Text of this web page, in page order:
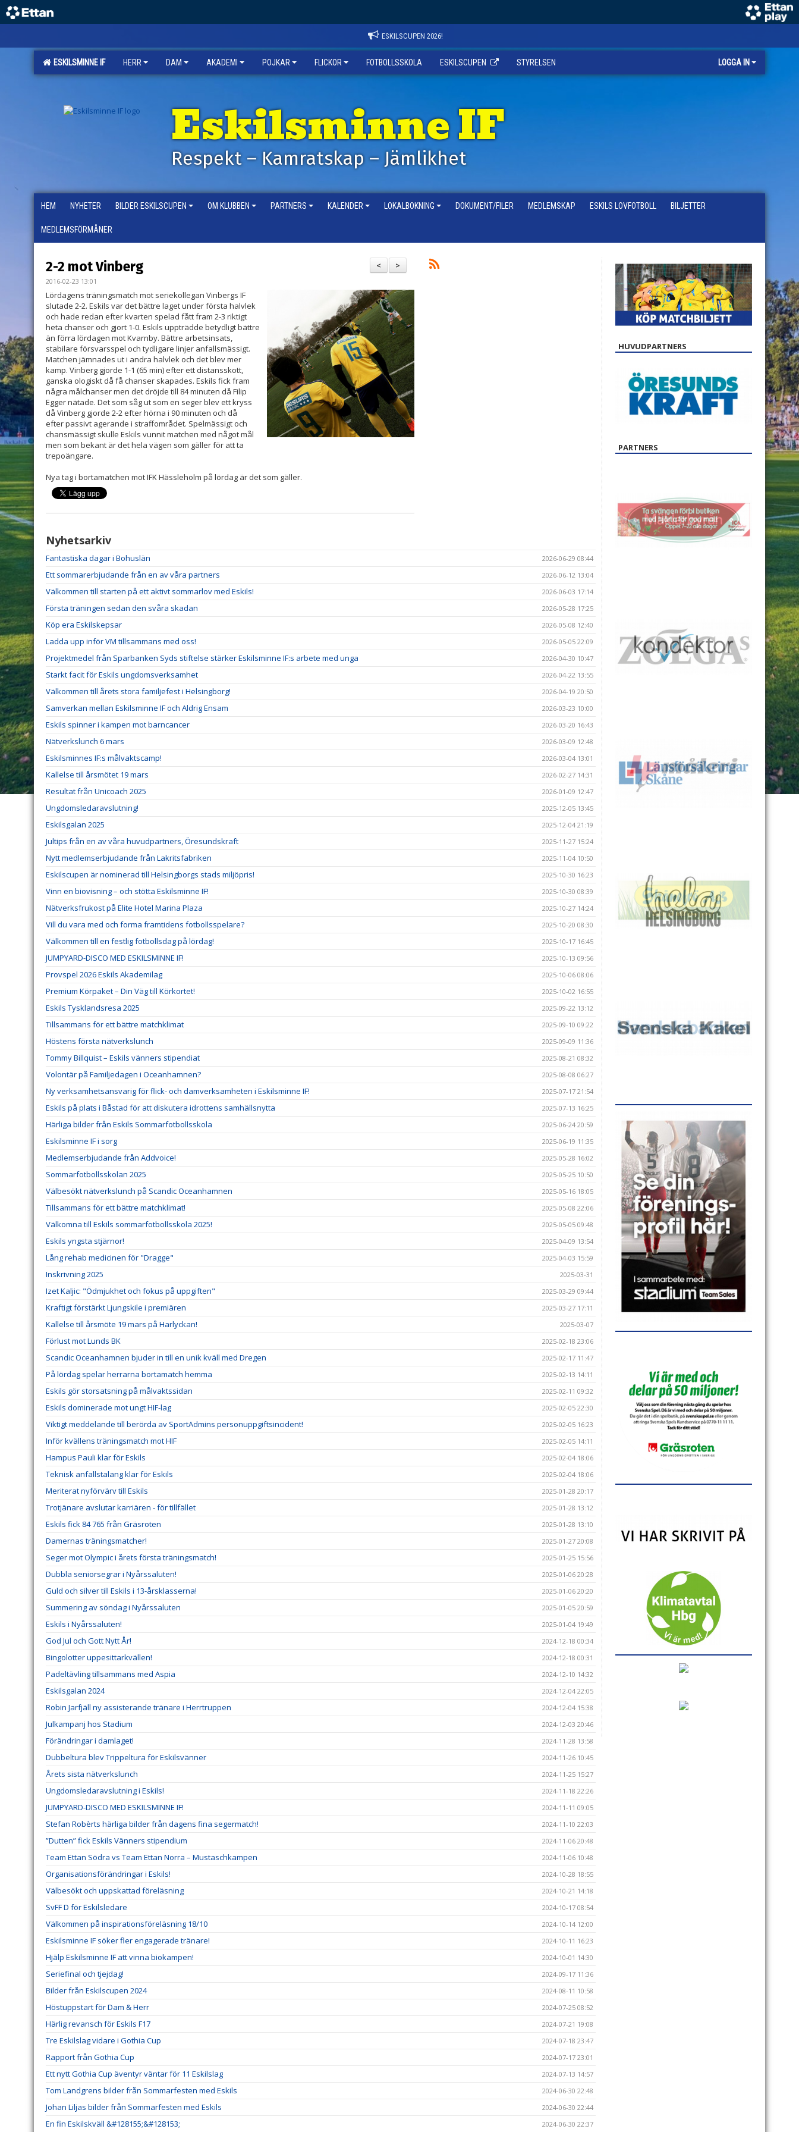
ESKILSCUPEN 2026!
ESKILSMINNE IF HERR DAM AKADEMI POJKAR FLICKOR FOTBOLLSSKOLA ESKILSCUPEN STYRELSEN LOGGA IN
Eskilsminne IF
Respekt – Kamratskap – Jämlikhet
HEM NYHETER BILDER ESKILSCUPEN OM KLUBBEN PARTNERS KALENDER LOKALBOKNING DOKUMENT/FILER MEDLEMSKAP ESKILS LOVFOTBOLL BILJETTER
MEDLEMSFÖRMÅNER
>
<
2-2 mot Vinberg
2016-02-23 13:01
Lördagens träningsmatch mot seriekollegan Vinbergs IF
slutade 2-2. Eskils var det bättre laget under första halvlek
och hade redan efter kvarten spelad fått fram 2-3 riktigt
heta chanser och gjort 1-0. Eskils uppträdde betydligt bättre
än förra lördagen mot Kvarnby. Bättre arbetsinsats,
stabilare försvarsspel och tydligare linjer anfallsmässigt.
Matchen jämnades ut i andra halvlek och det blev mer
kamp. Vinberg gjorde 1-1 (65 min) efter ett distansskott,
ganska ologiskt då få chanser skapades. Eskils fick fram
några målchanser men det dröjde till 84 minuten då Filip
Egger nätade. Det som såg ut som en seger blev ett kryss
då Vinberg gjorde 2-2 efter hörna i 90 minuten och då
efter passivt agerande i straffområdet. Spelmässigt och
chansmässigt skulle Eskils vunnit matchen med något mål
men som bekant är det hela vägen som gäller för att ta
trepoängare.
Nya tag i bortamatchen mot IFK Hässleholm på lördag är det som gäller.
Nyhetsarkiv
Fantastiska dagar i Bohuslän 2026-06-29 08:44
Ett sommarerbjudande från en av våra partners 2026-06-12 13:04
Välkommen till starten på ett aktivt sommarlov med Eskils! 2026-06-03 17:14
Första träningen sedan den svåra skadan 2026-05-28 17:25
Köp era Eskilskepsar 2026-05-08 12:40
Ladda upp inför VM tillsammans med oss! 2026-05-05 22:09
Projektmedel från Sparbanken Syds stiftelse stärker Eskilsminne IF:s arbete med unga 2026-04-30 10:47
Starkt facit för Eskils ungdomsverksamhet 2026-04-22 13:55
Välkommen till årets stora familjefest i Helsingborg! 2026-04-19 20:50
Samverkan mellan Eskilsminne IF och Aldrig Ensam 2026-03-23 10:00
Eskils spinner i kampen mot barncancer 2026-03-20 16:43
Nätverkslunch 6 mars 2026-03-09 12:48
Eskilsminnes IF:s målvaktscamp! 2026-03-04 13:01
Kallelse till årsmötet 19 mars 2026-02-27 14:31
Resultat från Unicoach 2025 2026-01-09 12:47
Ungdomsledaravslutning! 2025-12-05 13:45
Eskilsgalan 2025 2025-12-04 21:19
Jultips från en av våra huvudpartners, Öresundskraft 2025-11-27 15:24
Nytt medlemserbjudande från Lakritsfabriken 2025-11-04 10:50
Eskilscupen är nominerad till Helsingborgs stads miljöpris! 2025-10-30 16:23
Vinn en biovisning – och stötta Eskilsminne IF! 2025-10-30 08:39
Nätverksfrukost på Elite Hotel Marina Plaza 2025-10-27 14:24
Vill du vara med och forma framtidens fotbollsspelare? 2025-10-20 08:30
Välkommen till en festlig fotbollsdag på lördag! 2025-10-17 16:45
JUMPYARD-DISCO MED ESKILSMINNE IF! 2025-10-13 09:56
Provspel 2026 Eskils Akademilag 2025-10-06 08:06
Premium Körpaket – Din Väg till Körkortet! 2025-10-02 16:55
Eskils Tysklandsresa 2025 2025-09-22 13:12
Tillsammans för ett bättre matchklimat 2025-09-10 09:22
Höstens första nätverkslunch 2025-09-09 11:36
Tommy Billquist – Eskils vänners stipendiat 2025-08-21 08:32
Volontär på Familjedagen i Oceanhamnen? 2025-08-08 06:27
Ny verksamhetsansvarig för flick- och damverksamheten i Eskilsminne IF! 2025-07-17 21:54
Eskils på plats i Båstad för att diskutera idrottens samhällsnytta 2025-07-13 16:25
Härliga bilder från Eskils Sommarfotbollsskola 2025-06-24 20:59
Eskilsminne IF i sorg 2025-06-19 11:35
Medlemserbjudande från Addvoice! 2025-05-28 16:02
Sommarfotbollsskolan 2025 2025-05-25 10:50
Välbesökt nätverkslunch på Scandic Oceanhamnen 2025-05-16 18:05
Tillsammans för ett bättre matchklimat! 2025-05-08 22:06
Välkomna till Eskils sommarfotbollsskola 2025! 2025-05-05 09:48
Eskils yngsta stjärnor! 2025-04-09 13:54
Lång rehab medicinen för "Dragge" 2025-04-03 15:59
Inskrivning 2025 2025-03-31
Izet Kaljic: "Ödmjukhet och fokus på uppgiften" 2025-03-29 09:44
Kraftigt förstärkt Ljungskile i premiären 2025-03-27 17:11
Kallelse till årsmöte 19 mars på Harlyckan! 2025-03-07
Förlust mot Lunds BK 2025-02-18 23:06
Scandic Oceanhamnen bjuder in till en unik kväll med Dregen 2025-02-17 11:47
På lördag spelar herrarna bortamatch hemma 2025-02-13 14:11
Eskils gör storsatsning på målvaktssidan 2025-02-11 09:32
Eskils dominerade mot ungt HIF-lag 2025-02-05 22:30
Viktigt meddelande till berörda av SportAdmins personuppgiftsincident! 2025-02-05 16:23
Inför kvällens träningsmatch mot HIF 2025-02-05 14:11
Hampus Pauli klar för Eskils 2025-02-04 18:06
Teknisk anfallstalang klar för Eskils 2025-02-04 18:06
Meriterat nyförvärv till Eskils 2025-01-28 20:17
Trotjänare avslutar karriären - för tillfället 2025-01-28 13:12
Eskils fick 84 765 från Gräsroten 2025-01-28 13:10
Damernas träningsmatcher! 2025-01-27 20:08
Seger mot Olympic i årets första träningsmatch! 2025-01-25 15:56
Dubbla seniorsegrar i Nyårssaluten! 2025-01-06 20:28
Guld och silver till Eskils i 13-årsklasserna! 2025-01-06 20:20
Summering av söndag i Nyårssaluten 2025-01-05 20:59
Eskils i Nyårssaluten! 2025-01-04 19:49
God Jul och Gott Nytt År! 2024-12-18 00:34
Bingolotter uppesittarkvällen! 2024-12-18 00:31
Padeltävling tillsammans med Aspia 2024-12-10 14:32
Eskilsgalan 2024 2024-12-04 22:05
Robin Jarfjäll ny assisterande tränare i Herrtruppen 2024-12-04 15:38
Julkampanj hos Stadium 2024-12-03 20:46
Förändringar i damlaget! 2024-11-28 13:58
Dubbeltura blev Trippeltura för Eskilsvänner 2024-11-26 10:45
Årets sista nätverkslunch 2024-11-25 15:27
Ungdomsledaravslutning i Eskils! 2024-11-18 22:26
JUMPYARD-DISCO MED ESKILSMINNE IF! 2024-11-11 09:05
Stefan Robèrts härliga bilder från dagens fina segermatch! 2024-11-10 22:03
”Dutten” fick Eskils Vänners stipendium 2024-11-06 20:48
Team Ettan Södra vs Team Ettan Norra – Mustaschkampen 2024-11-06 10:48
Organisationsförändringar i Eskils! 2024-10-28 18:55
Välbesökt och uppskattad föreläsning 2024-10-21 14:18
SvFF D för Eskilsledare 2024-10-17 08:54
Välkommen på inspirationsföreläsning 18/10 2024-10-14 12:00
Eskilsminne IF söker fler engagerade tränare! 2024-10-11 16:23
Hjälp Eskilsminne IF att vinna biokampen! 2024-10-01 14:30
Seriefinal och tjejdag! 2024-09-17 11:36
Bilder från Eskilscupen 2024 2024-08-11 10:58
Höstuppstart för Dam & Herr 2024-07-25 08:52
Härlig revansch för Eskils F17 2024-07-21 19:08
Tre Eskilslag vidare i Gothia Cup 2024-07-18 23:47
Rapport från Gothia Cup 2024-07-17 23:01
Ett nytt Gothia Cup äventyr väntar för 11 Eskilslag 2024-07-13 14:57
Tom Landgrens bilder från Sommarfesten med Eskils 2024-06-30 22:48
Johan Liljas bilder från Sommarfesten med Eskils 2024-06-30 22:44
En fin Eskilskväll &#128155;&#128153; 2024-06-30 22:37
HUVUDPARTNERS
PARTNERS